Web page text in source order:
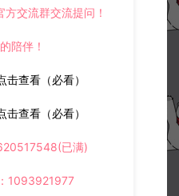
赏
维持本站的日常运营所需。
交流群交流提问！
陪伴！
击查看（必看）
击查看（必看）
已满)
1093921977